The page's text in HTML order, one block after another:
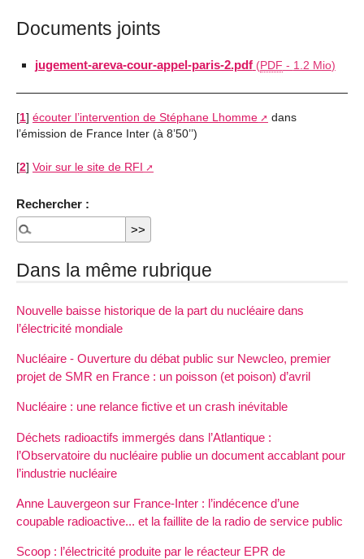
Documents joints
jugement-areva-cour-appel-paris-2.pdf (PDF - 1.2 Mio)
[1] écouter l’intervention de Stéphane Lhomme
dans
l’émission de France Inter (à 8’50’’)
[2] Voir sur le site de RFI
Rechercher :
Dans la même rubrique
Nouvelle baisse historique de la part du nucléaire dans
l’électricité mondiale
Nucléaire - Ouverture du débat public sur Newcleo, premier
projet de SMR en France : un poisson (et poison) d’avril
Nucléaire : une relance fictive et un crash inévitable
Déchets radioactifs immergés dans l’Atlantique :
l’Observatoire du nucléaire publie un document accablant pour
l’industrie nucléaire
Anne Lauvergeon sur France-Inter : l’indécence d’une
coupable radioactive... et la faillite de la radio de service public
Scoop : l’électricité produite par le réacteur EPR de